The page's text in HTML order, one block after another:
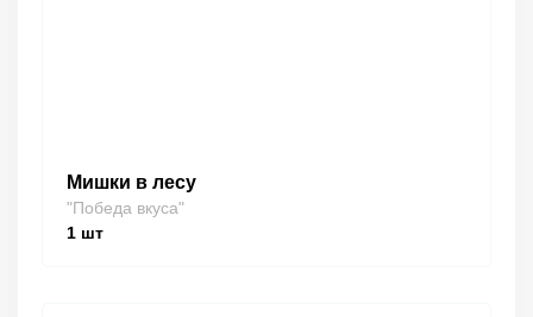
Мишки в лесу
"Победа вкуса"
1 шт